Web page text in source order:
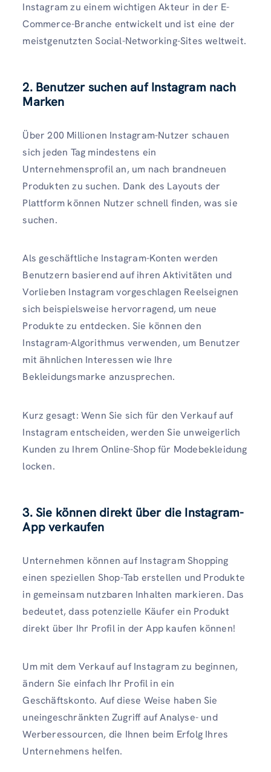
Instagram zu einem wichtigen Akteur in der E-
Commerce-Branche entwickelt und ist eine der
meistgenutzten Social-Networking-Sites weltweit.
2. Benutzer suchen auf Instagram nach
Marken
Über 200 Millionen Instagram-Nutzer schauen
sich jeden Tag mindestens ein
Unternehmensprofil an, um nach brandneuen
Produkten zu suchen. Dank des Layouts der
Plattform können Nutzer schnell finden, was sie
suchen.
Als geschäftliche Instagram-Konten werden
Benutzern basierend auf ihren Aktivitäten und
Vorlieben Instagram vorgeschlagen Reelseignen
sich beispielsweise hervorragend, um neue
Produkte zu entdecken. Sie können den
Instagram-Algorithmus verwenden, um Benutzer
mit ähnlichen Interessen wie Ihre
Bekleidungsmarke anzusprechen.
Kurz gesagt: Wenn Sie sich für den Verkauf auf
Instagram entscheiden, werden Sie unweigerlich
Kunden zu Ihrem Online-Shop für Modebekleidung
locken.
3. Sie können direkt über die Instagram-
App verkaufen
Unternehmen können auf Instagram Shopping
einen speziellen Shop-Tab erstellen und Produkte
in gemeinsam nutzbaren Inhalten markieren. Das
bedeutet, dass potenzielle Käufer ein Produkt
direkt über Ihr Profil in der App kaufen können!
Um mit dem Verkauf auf Instagram zu beginnen,
ändern Sie einfach Ihr Profil in ein
Geschäftskonto. Auf diese Weise haben Sie
uneingeschränkten Zugriff auf Analyse- und
Werberessourcen, die Ihnen beim Erfolg Ihres
Unternehmens helfen.